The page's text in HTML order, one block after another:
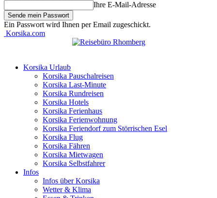
Ihre E-Mail-Adresse
Ein Passwort wird Ihnen per Email zugeschickt.
Korsika.com
Korsika Urlaub
Korsika Pauschalreisen
Korsika Last-Minute
Korsika Rundreisen
Korsika Hotels
Korsika Ferienhaus
Korsika Ferienwohnung
Korsika Feriendorf zum Störrischen Esel
Korsika Flug
Korsika Fähren
Korsika Mietwagen
Korsika Selbstfahrer
Infos
Infos über Korsika
Wetter & Klima